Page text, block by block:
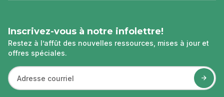
Inscrivez-vous à notre infolettre!
Restez à l’affût des nouvelles ressources, mises à jour et
offres spéciales.